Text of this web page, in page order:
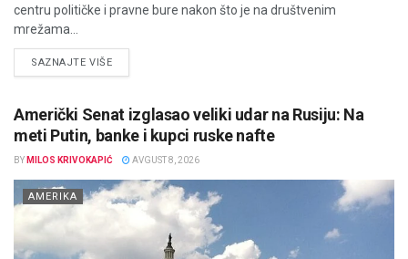
centru političke i pravne bure nakon što je na društvenim
mrežama...
SAZNAJTE VIŠEDETAILS
Američki Senat izglasao veliki udar na Rusiju: Na
meti Putin, banke i kupci ruske nafte
BY MILOS KRIVOKAPIĆ AVGUST 8, 2026
AMERIKA